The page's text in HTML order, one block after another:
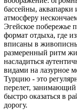
бассейны, аквапарки
атмосферу
Эгейское побережье
формат отдыха, где
вписаны в
размеренный ритм
насладиться
видами на лазурное
Турцию - это
перелет, занимающий
быстро оказаться в
дорогу.